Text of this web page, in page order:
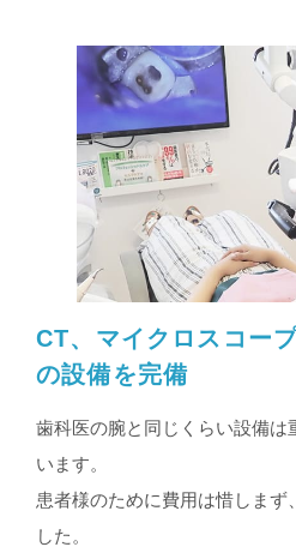
CT、マイクロスコー
の設備を完備
歯科医の腕と同じくらい設備は
います。
患者様のために費用は惜しまず
した。